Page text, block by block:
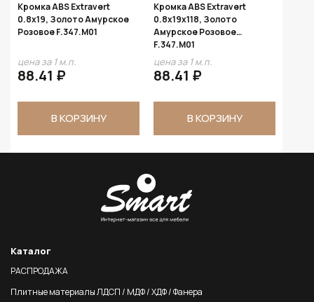
Кромка ABS Extravert
0.8х19, Золото Амурское
Розовое F.347.M01
цена за 1 м.п.
88.41 ₽
В КОРЗИНУ
Кромка ABS Extravert
0.8х19х118, Золото
Амурское Розовое
F.347.M01
цена за 1 м.п.
88.41 ₽
В КОРЗИНУ
Каталог
РАСПРОДАЖА
Плитные материалы ЛДСП / МДФ / ХДФ / Фанера